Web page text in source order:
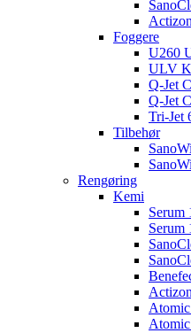
Foggere
U260
ULV
Q-Jet
Q-Jet
Tri-Jet
Tilbehør
Rengøring
Kemi
Serum
Serum